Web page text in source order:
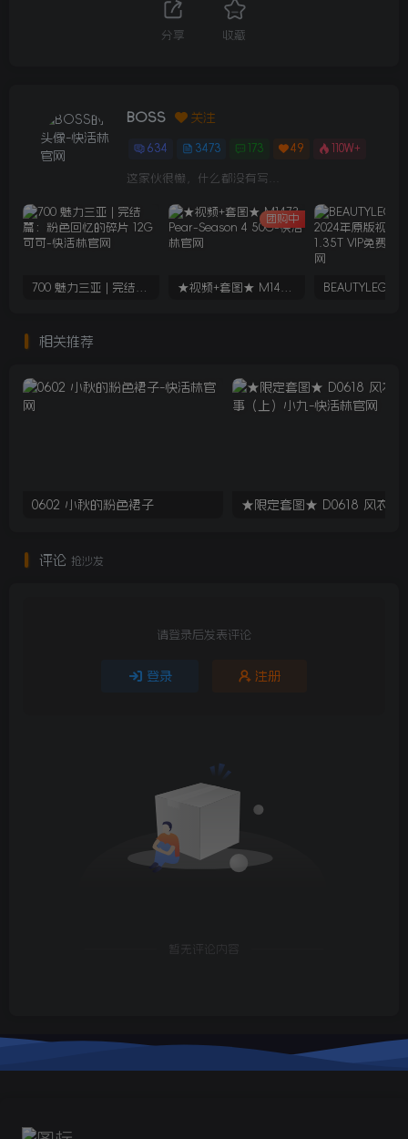
分享 收藏
BOSS 关注
634 3473 173 49 110W+
这家伙很懒，什么都没有写...
团购中
相关推荐
0602 小秋的粉色裙子
评论 抢沙发
请登录后发表评论
登录 注册
暂无评论内容